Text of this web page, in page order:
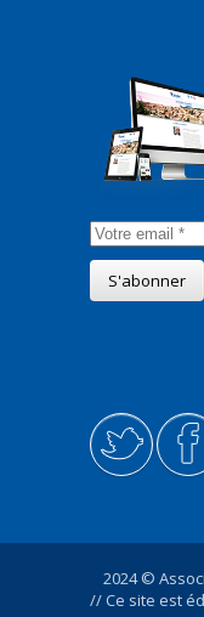
2024 ©
// Ce site est